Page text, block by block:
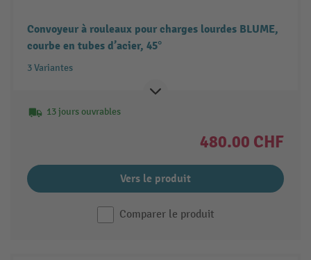
Convoyeur à rouleaux pour charges lourdes BLUME,
courbe en tubes d’acier, 45°
3 Variantes
13 jours ouvrables
480.00 CHF
Vers le produit
Comparer le produit